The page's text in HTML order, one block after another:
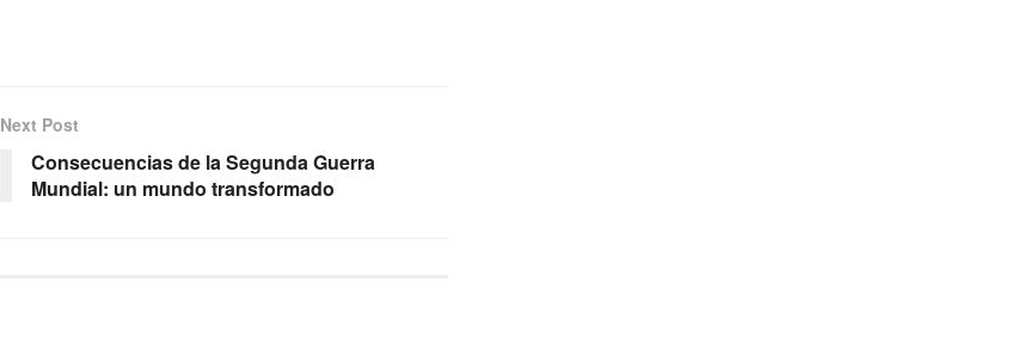
Next Post
Consecuencias de la Segunda Guerra
Mundial: un mundo transformado